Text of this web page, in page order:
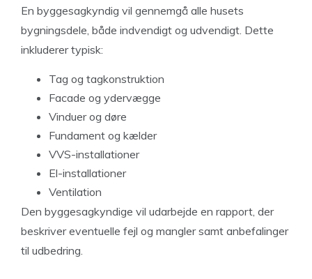
En byggesagkyndig vil gennemgå alle husets
bygningsdele, både indvendigt og udvendigt. Dette
inkluderer typisk:
Tag og tagkonstruktion
Facade og ydervægge
Vinduer og døre
Fundament og kælder
VVS-installationer
El-installationer
Ventilation
Den byggesagkyndige vil udarbejde en rapport, der
beskriver eventuelle fejl og mangler samt anbefalinger
til udbedring.